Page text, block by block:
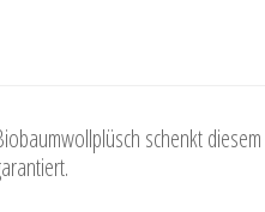
schenkt diesem